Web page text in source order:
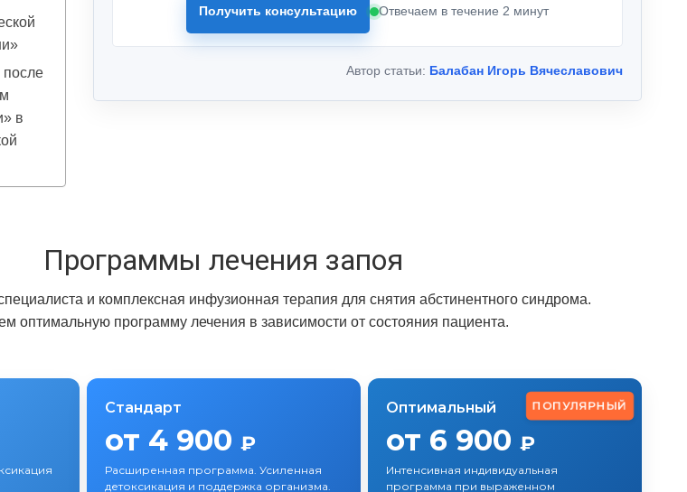
в
Получить консультацию Отвечаем в течение 2 минут
Автор статьи: Балабан Игорь Вячеславович
Программы лечения запоя
и комплексная инфузионная терапия для снятия абстинентного синдрома.
оптимальную программу лечения в зависимости от состояния пациента.
Стандарт
от 4 900 ₽
Расширенная программа. Усиленная
детоксикация и поддержка организма.
ПОПУЛЯРНЫЙ
Оптимальный
от 6 900 ₽
Интенсивная индивидуальная
программа при выраженном